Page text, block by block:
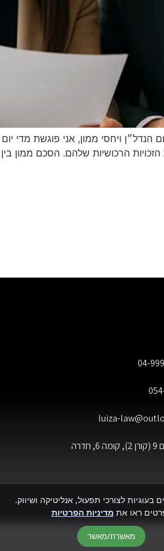
לצורכי תפעול, אנליטיקה ושיווק.
ראו את מדיניות הפרטיות
מאשרת/מאשר
ויחסי ממון, אני פוגשת מדי
הרכושיות שלהם. הסכם ממון בין